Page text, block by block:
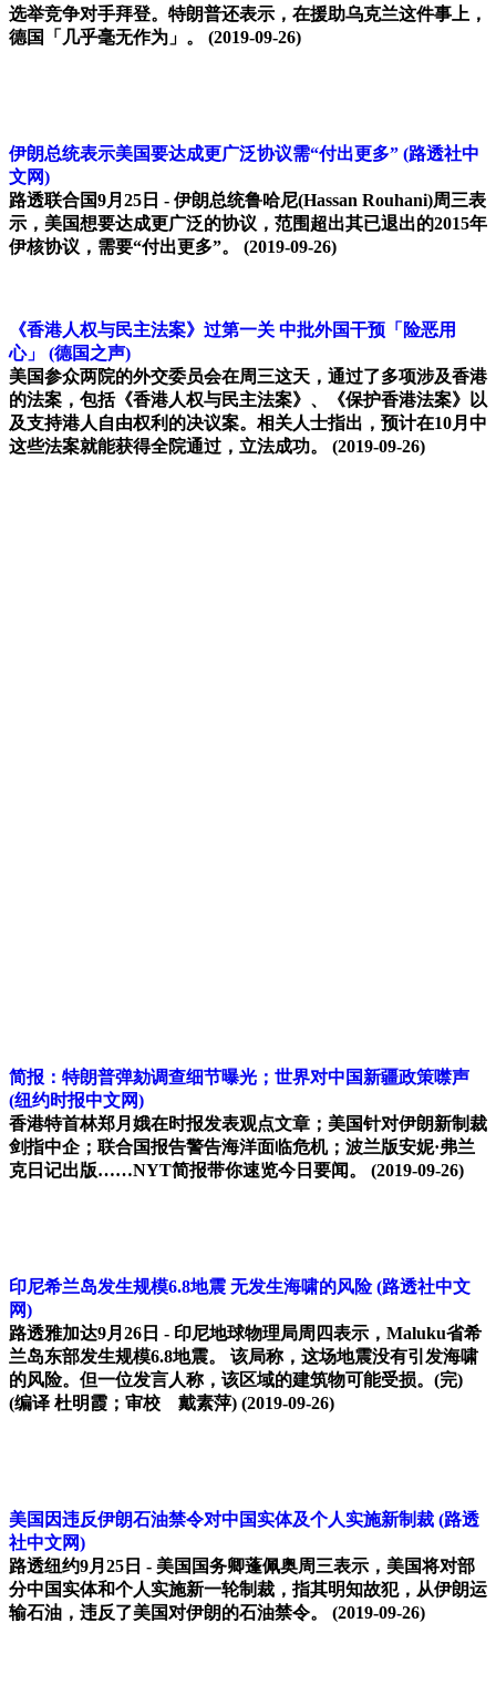
选举竞争对手拜登。特朗普还表示，在援助乌克兰这件事上，
德国「几乎毫无作为」。
(2019-09-26)
伊朗总统表示美国要达成更广泛协议需“付出更多” (路透社中
文网)
路透联合国9月25日 - 伊朗总统鲁哈尼(Hassan Rouhani)周三表
示，美国想要达成更广泛的协议，范围超出其已退出的2015年
伊核协议，需要“付出更多”。
(2019-09-26)
《香港人权与民主法案》过第一关 中批外国干预「险恶用
心」
(德国之声)
美国参众两院的外交委员会在周三这天，通过了多项涉及香港
的法案，包括《香港人权与民主法案》、《保护香港法案》以
及支持港人自由权利的决议案。相关人士指出，预计在10月中
这些法案就能获得全院通过，立法成功。
(2019-09-26)
简报：特朗普弹劾调查细节曝光；世界对中国新疆政策噤声
(纽约时报中文网)
香港特首林郑月娥在时报发表观点文章；美国针对伊朗新制裁
剑指中企；联合国报告警告海洋面临危机；波兰版安妮·弗兰
克日记出版……NYT简报带你速览今日要闻。
(2019-09-26)
印尼希兰岛发生规模6.8地震 无发生海啸的风险 (路透社中文
网)
路透雅加达9月26日 - 印尼地球物理局周四表示，Maluku省希
兰岛东部发生规模6.8地震。 该局称，这场地震没有引发海啸
的风险。但一位发言人称，该区域的建筑物可能受损。(完)
(编译 杜明霞；审校 戴素萍) (2019-09-26)
美国因违反伊朗石油禁令对中国实体及个人实施新制裁 (路透
社中文网)
路透纽约9月25日 - 美国国务卿蓬佩奥周三表示，美国将对部
分中国实体和个人实施新一轮制裁，指其明知故犯，从伊朗运
输石油，违反了美国对伊朗的石油禁令。
(2019-09-26)